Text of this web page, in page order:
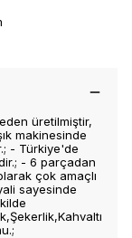
üretilmiştir,
makinesinde
- Türkiye'de
- 6 parçadan
çok amaçlı
sayesinde